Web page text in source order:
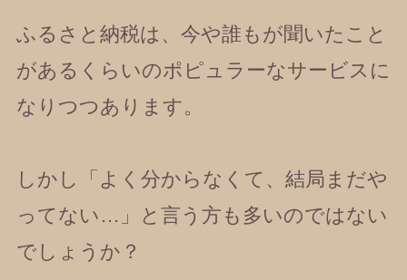
ふるさと納税は、今や誰もが聞いたこと
があるくらいのポピュラーなサービスに
なりつつあります。
しかし「よく分からなくて、結局まだや
ってない…」と言う方も多いのではない
でしょうか？